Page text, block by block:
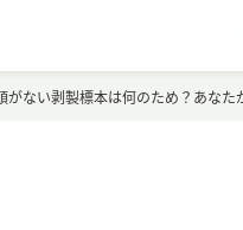
がない剥製標本は何のため？あなた